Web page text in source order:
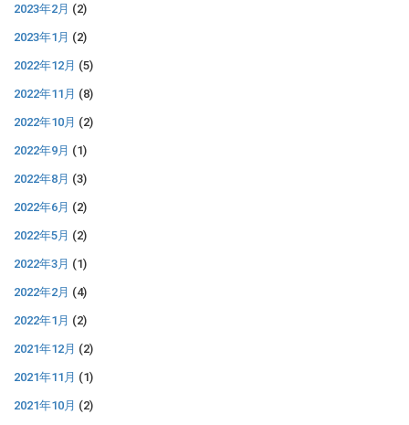
2023年2月 (2)
2023年1月 (2)
2022年12月 (5)
2022年11月 (8)
2022年10月 (2)
2022年9月 (1)
2022年8月 (3)
2022年6月 (2)
2022年5月 (2)
2022年3月 (1)
2022年2月 (4)
2022年1月 (2)
2021年12月 (2)
2021年11月 (1)
2021年10月 (2)